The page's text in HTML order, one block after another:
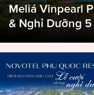
Meliá Vinpearl
& Nghỉ Dưỡng